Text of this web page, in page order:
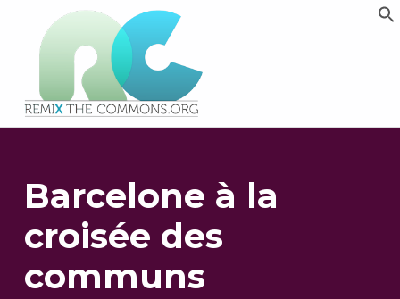
PLATEFORME MULTIMÉDIA OUVERTE ET COLLABORATIVE SUR LES COMMUNS
Barcelone à la
croisée des
communs